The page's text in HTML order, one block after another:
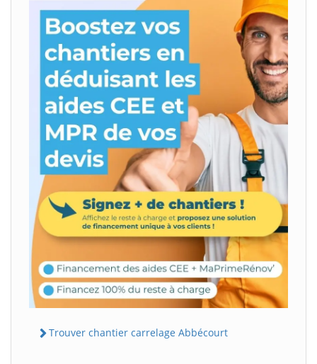
Trouver chantier carrelage Abbécourt